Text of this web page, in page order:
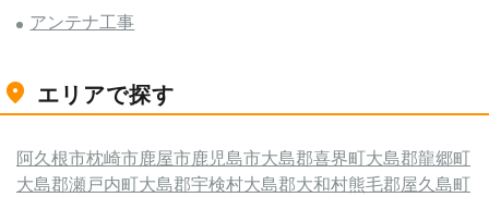
アンテナ工事
エリアで探す
阿久根市枕崎市鹿屋市鹿児島市大島郡喜界町大島郡龍郷町
大島郡瀬戸内町大島郡宇検村大島郡大和村熊毛郡屋久島町